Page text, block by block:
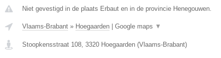
Niet gevestigd in de plaats Erbaut en in de provincie Henegouwen.
Vlaams-Brabant » Hoegaarden Google maps ▼
Stoopkensstraat 108 3320 Hoegaarden (Vlaams-Brabant)